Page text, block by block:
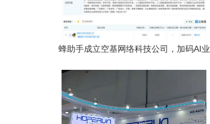
蜂助手成立空基网络科技公司，加码AI业